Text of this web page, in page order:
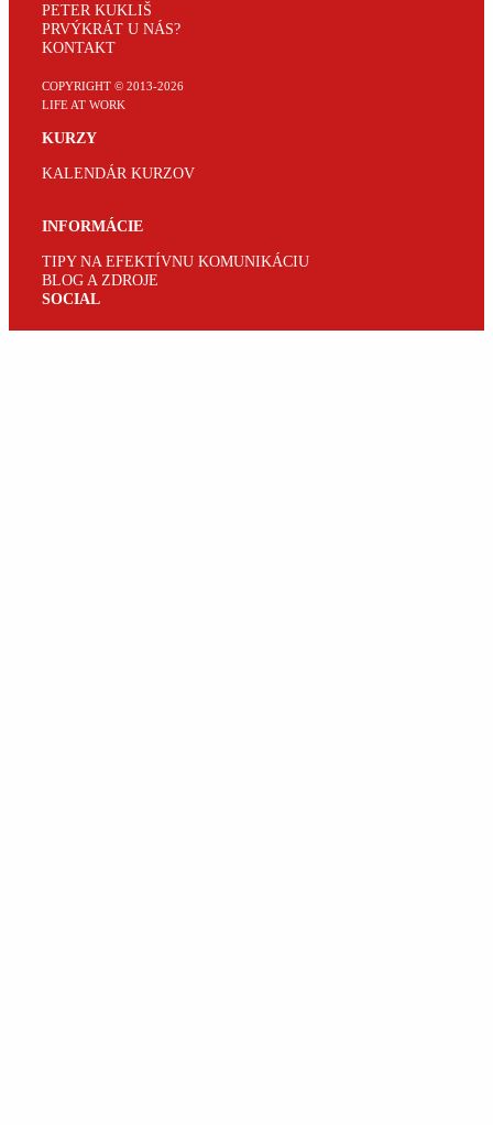
PETER KUKLIŠ
PRVÝKRÁT U NÁS?
KONTAKT
COPYRIGHT © 2013-2026
LIFE AT WORK
KURZY
KALENDÁR KURZOV
INFORMÁCIE
TIPY NA EFEKTÍVNU KOMUNIKÁCIU
BLOG A ZDROJE
SOCIAL